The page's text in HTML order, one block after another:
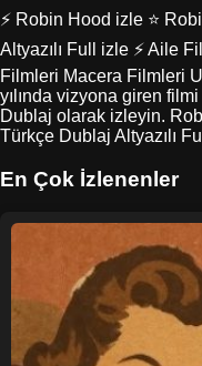
⚡ Robin Hood izle ⭐
Altyazılı Full izle ⚡ Aile
Filmleri Macera Filmleri
yılında vizyona giren
Dublaj olarak izleyin.
Türkçe Dublaj Altyazılı
En Çok İzlenenler